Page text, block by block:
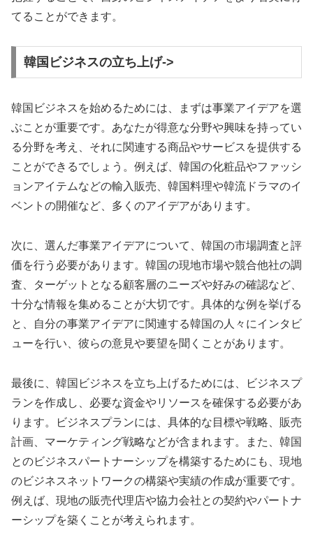
てることができます。
韓国ビジネスの立ち上げ->
韓国ビジネスを始めるためには、まずは事業アイデアを選
ぶことが重要です。あなたが得意な分野や興味を持ってい
る分野を考え、それに関連する商品やサービスを提供する
ことができるでしょう。例えば、韓国の化粧品やファッシ
ョンアイテムなどの輸入販売、韓国料理や韓流ドラマのイ
ベントの開催など、多くのアイデアがあります。
次に、選んだ事業アイデアについて、韓国の市場調査と評
価を行う必要があります。韓国の現地市場や競合他社の調
査、ターゲットとなる顧客層のニーズや好みの確認など、
十分な情報を集めることが大切です。具体的な例を挙げる
と、自分の事業アイデアに関連する韓国の人々にインタビ
ューを行い、彼らの意見や要望を聞くことがあります。
最後に、韓国ビジネスを立ち上げるためには、ビジネスプ
ランを作成し、必要な資金やリソースを確保する必要があ
ります。ビジネスプランには、具体的な目標や戦略、販売
計画、マーケティング戦略などが含まれます。また、韓国
とのビジネスパートナーシップを構築するためにも、現地
のビジネスネットワークの構築や実績の作成が重要です。
例えば、現地の販売代理店や協力会社との契約やパートナ
ーシップを築くことが考えられます。